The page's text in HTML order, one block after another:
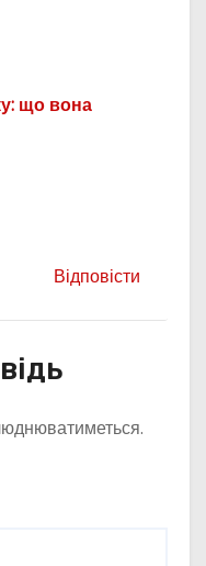
що вона
Відповісти